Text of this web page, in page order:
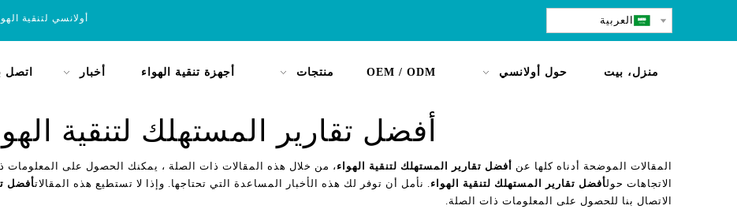
أولانسي لتنقية العربية
منزل، بيت حول أولانسي OEM / ODM منتجات أجهزة تنقية الهواء أخبار اتصل
أفضل تقارير المستهلك لتنقية
المقالات الموضحة أدناه كلها عن أفضل تقارير المستهلك لتنقية الهواء ، من خلال هذه المقالات ذات الصلة ، يمكنك الحصول على المعلومات
الاتجاهات حولأفضل تقارير المستهلك لتنقية الهواء. نأمل أن توفر لك هذه الأخبار المساعدة التي تحتاجها. وإذا لا تستطيع هذه المقالاتأفضل
الاتصال بنا للحصول على المعلومات ذات الصلة.